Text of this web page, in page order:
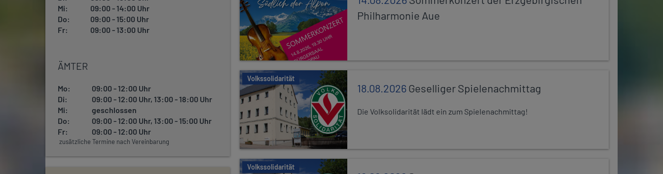
Mi:
09:00 - 14:00 Uhr
Do:
09:00 - 15:00 Uhr
Fr:
09:00 - 13:00 Uhr
ÄMTER
Mo:
09:00 - 12:00 Uhr
Di:
09:00 - 12:00 Uhr, 13:00 - 18:00 Uhr
Mi:
geschlossen
Do:
09:00 - 12:00 Uhr, 13:00 - 15:00 Uhr
Fr:
09:00 - 12:00 Uhr
zusätzliche Termine nach Vereinbarung
Philharmonie Aue
Volkssolidarität
18.08.2026Geselliger Spielenachmittag
Die Volksolidarität lädt ein zum Spielenachmittag!
Volkssolidarität